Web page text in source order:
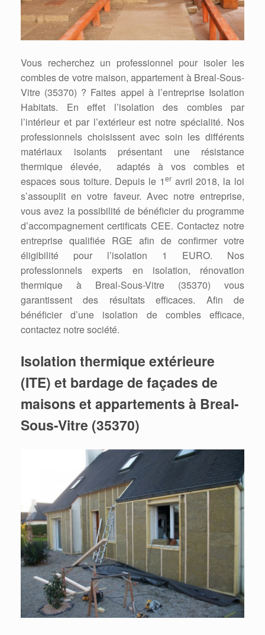
Vous recherchez un professionnel pour isoler les
combles de votre maison, appartement à Breal-Sous-
Vitre (35370) ? Faites appel à l’entreprise Isolation
Habitats. En effet l’isolation des combles par
l’intérieur et par l’extérieur est notre spécialité. Nos
professionnels choisissent avec soin les différents
matériaux isolants présentant une résistance
thermique élevée, adaptés à vos combles et
espaces sous toiture. Depuis le 1eravril 2018, la loi
s’assouplit en votre faveur. Avec notre entreprise,
vous avez la possibilité de bénéficier du programme
d’accompagnement certificats CEE. Contactez notre
entreprise qualifiée RGE afin de confirmer votre
éligibilité pour l’isolation 1 EURO. Nos
professionnels experts en isolation, rénovation
thermique à Breal-Sous-Vitre (35370) vous
garantissent des résultats efficaces. Afin de
bénéficier d’une isolation de combles efficace,
contactez notre société.
Isolation thermique extérieure
(ITE) et bardage de façades de
maisons et appartements à Breal-
Sous-Vitre (35370)